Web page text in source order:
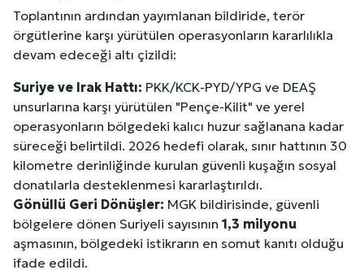
Toplantının ardından yayımlanan bildiride, terör
örgütlerine karşı yürütülen operasyonların kararlılıkla
devam edeceği altı çizildi:
Suriye ve Irak Hattı: PKK/KCK-PYD/YPG ve DEAŞ
unsurlarına karşı yürütülen "Pençe-Kilit" ve yerel
operasyonların bölgedeki kalıcı huzur sağlanana kadar
süreceği belirtildi. 2026 hedefi olarak, sınır hattının 30
kilometre derinliğinde kurulan güvenli kuşağın sosyal
donatılarla desteklenmesi kararlaştırıldı.
Gönüllü Geri Dönüşler: MGK bildirisinde, güvenli
bölgelere dönen Suriyeli sayısının 1,3 milyonu
aşmasının, bölgedeki istikrarın en somut kanıtı olduğu
ifade edildi.